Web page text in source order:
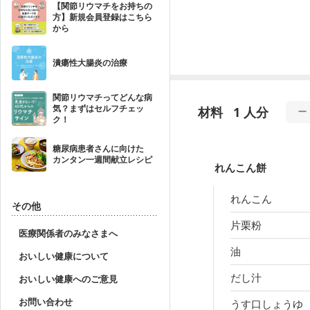
【関節リウマチをお持ちの
方】新規会員登録はこちら
から
潰瘍性大腸炎の治療
関節リウマチってどんな病
気？まずはセルフチェッ
ク！
糖尿病患者さんに向けた
カンタン一週間献立レシピ
その他
医療関係者のみなさまへ
おいしい健康について
おいしい健康へのご意見
お問い合わせ
材料 1 人分
れんこん餅
れんこん
片栗粉
油
だし汁
うす口しょうゆ